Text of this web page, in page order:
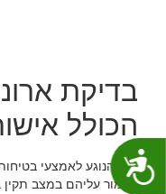
נגישות
בדיקת
הכולל
בכל הנוגע לאמצעי
לשמור עליהם במצב